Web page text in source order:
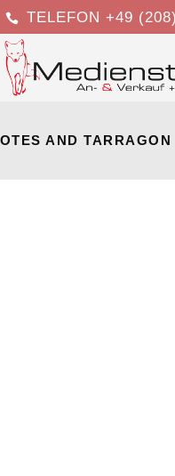
TELEFON +49
AND TARRAGON